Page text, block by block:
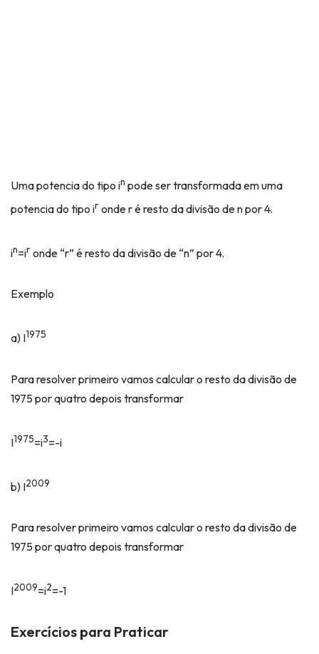
Uma potencia do tipo in pode ser transformada em uma
potencia do tipo ir onde r é resto da divisão de n por 4.
in=ir onde “r” é resto da divisão de “n” por 4.
Exemplo
a) I1975
Para resolver primeiro vamos calcular o resto da divisão de
1975 por quatro depois transformar
I1975=i3=-i
b) I2009
Para resolver primeiro vamos calcular o resto da divisão de
1975 por quatro depois transformar
I2009=i2=-1
Exercícios para Praticar